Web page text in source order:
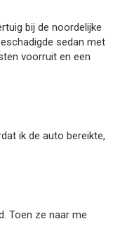
bij de noordelijke
sedan met
voorruit en een
ik de auto bereikte,
Toen ze naar me